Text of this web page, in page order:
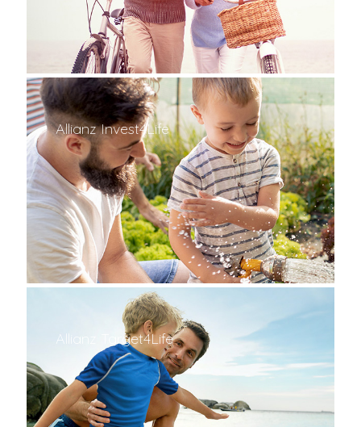
Allianz Invest4Life
Allianz Target4Life